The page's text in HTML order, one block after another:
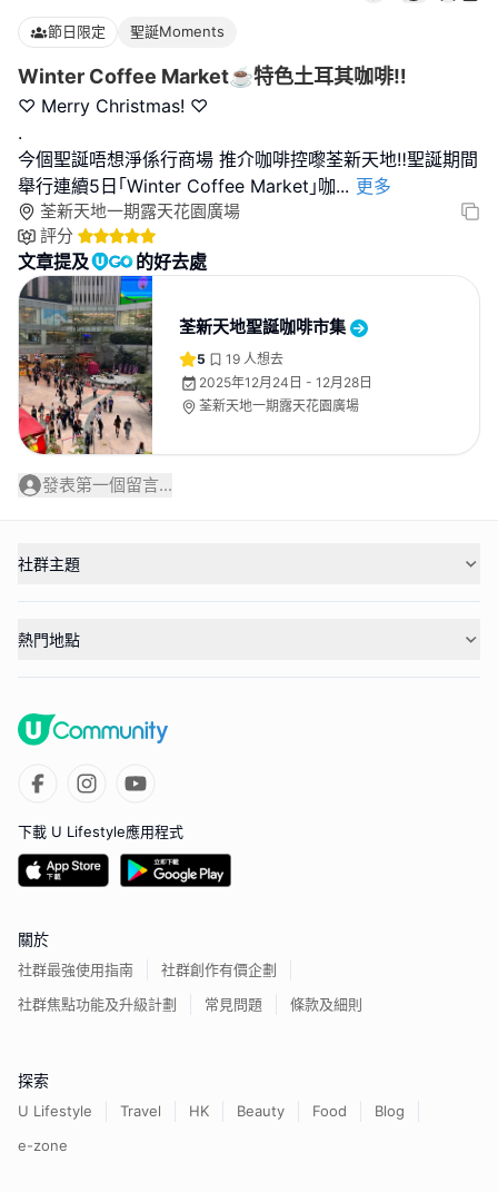
節日限定 聖誕Moments
Winter Coffee Market☕️特色土耳其咖啡‼️
♡ Merry Christmas! ♡
.
今個聖誕唔想淨係行商場 推介咖啡控嚟荃新天地‼️聖誕期間
舉行連續5日｢Winter Coffee Market｣咖... 更多
荃新天地一期露天花園廣場
評分
文章提及 的好去處
荃新天地聖誕咖啡市集
5 19 人想去
2025年12月24日 - 12月28日
荃新天地一期露天花園廣場
發表第一個留言...
社群主題
熱門地點
下載 U Lifestyle應用程式
關於
社群最強使用指南
社群創作有價企劃
社群焦點功能及升級計劃
常見問題 條款及細則
探索
U Lifestyle Travel HK Beauty Food
Blog
e-zone